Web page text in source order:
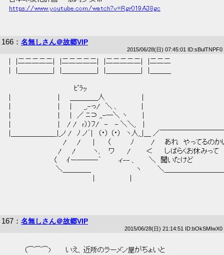
https://www.youtube.com/watch?v=Rgr019A38gc
166 ： 名無しさん＠故郷VIP
2015/06/28(日) 07:45:01 ID:sBulTNPF0
|　|二二二二二|　|二二二二二|　|二二二二二|　|二二二
ﾋﾟﾗｯ
|　　　　　　　　　 |　　＿＿＿＿人　　 　　　　　|
|　　　　　　　　　 |　　|　　 _,-っ/　＼ 、　　　　 |
|　　　　　　　　　 |　　|　／ ﾆ⊃ ,,-―＼ ヽ　　　|
|　　　　　　　　　 |　 / /　ｒ））ﾌ/　-　 - ＼＼,　 |
|＿＿＿＿＿＿__|_ノ /　ﾉ ノ´|　（・） （・）　ヽ人,_|＿ ／￣￣￣￣￣￣￣￣
/　　/ 　　|　　 〈　　　　ﾉ　　　 /　　あれ　やってるのか
/　　/　　　 ヽ、　ワ　　 /　　　＜　 　しばらくお休みって
〈　　ｲー―――｀　　　 ィ-- 、　　 ＼　聞いたけど
＼＿＿＿＿　　　　　　　　　ヽ 　 　 ＼＿＿＿＿＿＿＿
167 ： 名無しさん＠故郷VIP
2015/06/28(日) 21:14:51 ID:bOkSMIwX0
（⌒⌒⌒)　　　いえ、近所のラーメン屋がちょいと